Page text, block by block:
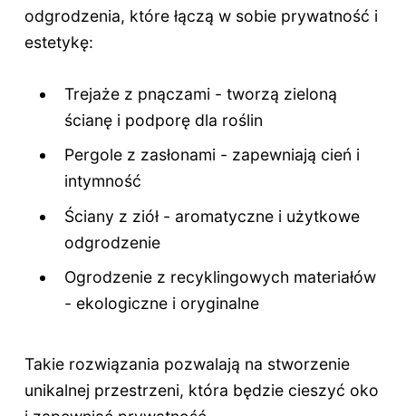
odgrodzenia, które łączą w sobie prywatność i
estetykę:
Trejaże z pnączami - tworzą zieloną
ścianę i podporę dla roślin
Pergole z zasłonami - zapewniają cień i
intymność
Ściany z ziół - aromatyczne i użytkowe
odgrodzenie
Ogrodzenie z recyklingowych materiałów
- ekologiczne i oryginalne
Takie rozwiązania pozwalają na stworzenie
unikalnej przestrzeni, która będzie cieszyć oko